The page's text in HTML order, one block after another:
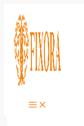
содержимому